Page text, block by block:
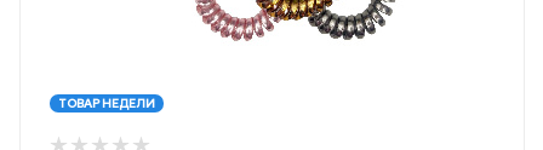
ТОВАР НЕДЕЛИ